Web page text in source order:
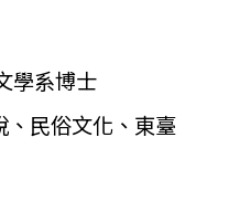
學系博士
、民俗文化、東臺